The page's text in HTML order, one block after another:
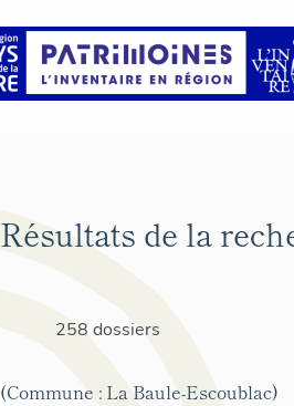
Résultats de la
258 dossiers
(Commune : La Baule-Escoublac)